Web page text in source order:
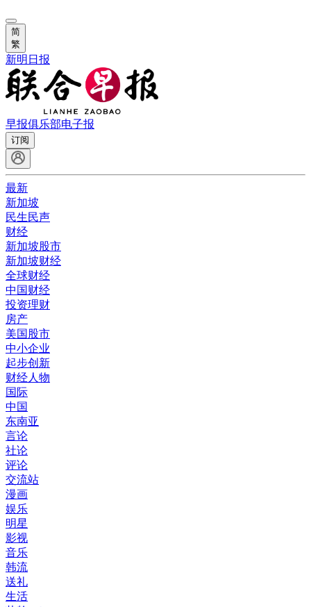
简
繁
新明日报
早报俱乐部电子报
订阅
最新
新加坡
民生民声
财经
新加坡股市
新加坡财经
全球财经
中国财经
投资理财
房产
美国股市
中小企业
起步创新
财经人物
国际
中国
东南亚
言论
社论
评论
交流站
漫画
娱乐
明星
影视
音乐
韩流
送礼
生活